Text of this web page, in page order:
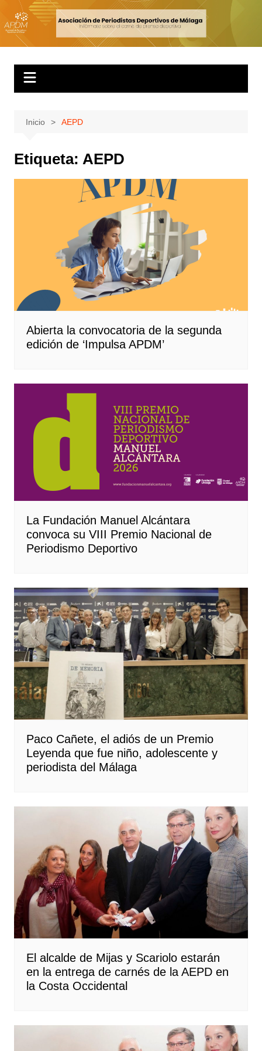
Inicio AEPD
Etiqueta: AEPD
Abierta la convocatoria de la segunda
edición de ‘Impulsa APDM’
La Fundación Manuel Alcántara
convoca su VIII Premio Nacional de
Periodismo Deportivo
Paco Cañete, el adiós de un Premio
Leyenda que fue niño, adolescente y
periodista del Málaga
El alcalde de Mijas y Scariolo estarán
en la entrega de carnés de la AEPD en
la Costa Occidental